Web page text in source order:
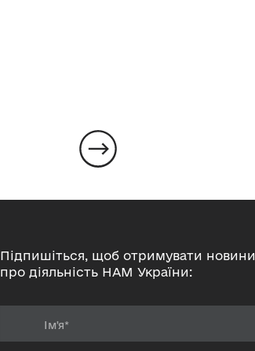
Підпишіться, щоб отримувати новини
про діяльність НАМ України: